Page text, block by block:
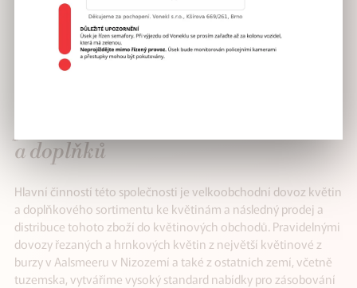
a doplňků
Hlavní činností této společnosti je velkoobchodní dovoz květin
a doplňkového sortimentu ke květinám a následný prodej a
distribuce tohoto zboží do květinových obchodů. Pravidelnými
dovozy řezaných a hrnkových květin z největší květinové z
burzy v Aalsmeeru v Nizozemí a také z ostatních zemí, včetně
tuzemska, vytváříme vysoký standard nabídky pro zásobování